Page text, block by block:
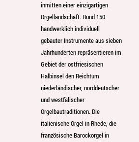
inmitten einer einzigartigen
Orgellandschaft. Rund 150
handwerklich individuell
gebauter Instrumente aus sieben
Jahrhunderten repräsentieren im
Gebiet der ostfriesischen
Halbinsel den Reichtum
niederländischer, norddeutscher
und westfälischer
Orgelbautraditionen. Die
italienische Orgel in Rhede, die
französische Barockorgel in